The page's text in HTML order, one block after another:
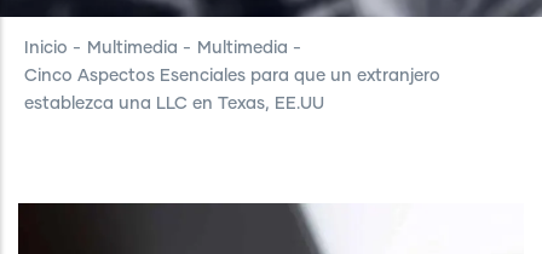
Inicio - Multimedia - Multimedia -
Cinco Aspectos Esenciales para que un extranjero
establezca una LLC en Texas, EE.UU